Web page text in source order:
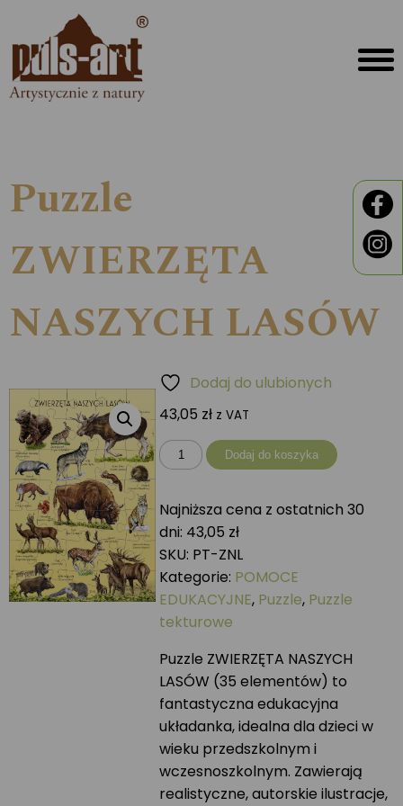
Puzzle
ZWIERZĘTA
NASZYCH LASÓW
43,05 zł z VAT
ilość
Puzzle
NASZYCH
LASÓW
Dodaj do koszyka
Dodaj do ulubionych
Najniższa cena z ostatnich 30
dni: 43,05 zł
SKU: PT-ZNL
Kategorie: POMOCE
EDUKACYJNE, Puzzle, Puzzle
tekturowe
Puzzle ZWIERZĘTA NASZYCH
LASÓW (35 elementów) to
fantastyczna edukacyjna
układanka, idealna dla dzieci w
wieku przedszkolnym i
wczesnoszkolnym. Zawierają
realistyczne, autorskie ilustracje,